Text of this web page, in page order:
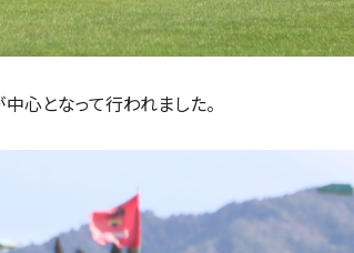
心となって行われました。